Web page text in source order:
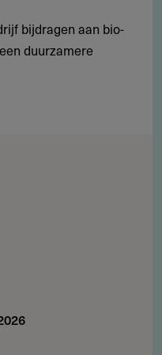
Ruimte (EER) en
van EU-milieu- en
van overheid, politieke
bijdragen aan bio-
duurzamere